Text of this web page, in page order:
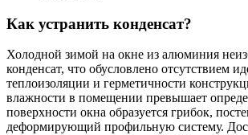
Как устранить конденсат?
Холодной зимой на окне из алюминия
конденсат, что обусловлено отсутствием
теплоизоляции и герметичности
влажности в помещении превышает
поверхности окна образуется грибок,
деформирующий профильную систему.